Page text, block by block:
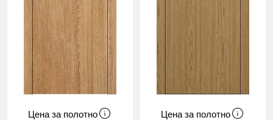
Цена за полотно Цена за полотно